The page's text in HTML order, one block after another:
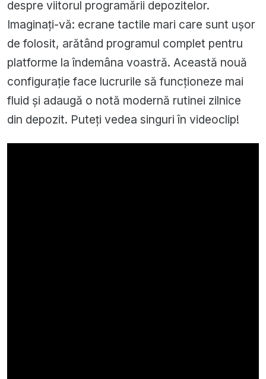
despre viitorul programării depozitelor.
Imaginați-vă: ecrane tactile mari care sunt ușor
de folosit, arătând programul complet pentru
platforme la îndemâna voastră. Această nouă
configurație face lucrurile să funcționeze mai
fluid și adaugă o notă modernă rutinei zilnice
din depozit. Puteți vedea singuri în videoclip!